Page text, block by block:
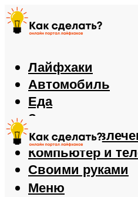
Лайфхаки
Автомобиль
Еда
Здоровье
Игры и
Компьютер и
Своими руками
Меню